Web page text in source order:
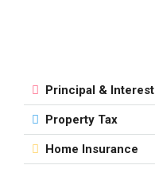
Principal & Interest
Property Tax
Home Insurance